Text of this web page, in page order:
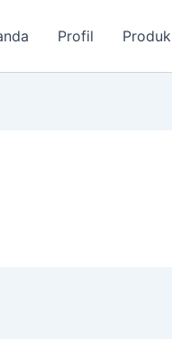
Profil Produk